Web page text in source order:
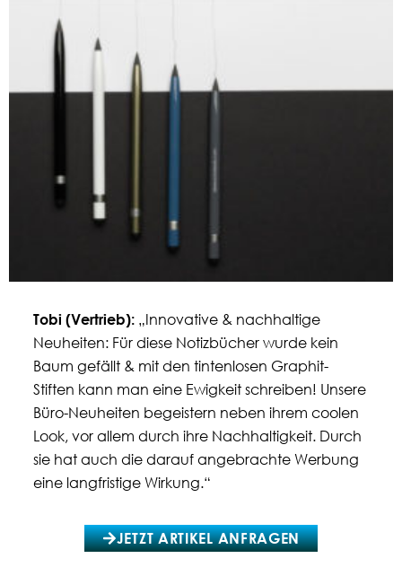
Tobi (Vertrieb): „Innovative & nachhaltige
Neuheiten: Für diese Notizbücher wurde kein
Baum gefällt & mit den tintenlosen Graphit-
Stiften kann man eine Ewigkeit schreiben! Unsere
Büro-Neuheiten begeistern neben ihrem coolen
Look, vor allem durch ihre Nachhaltigkeit. Durch
sie hat auch die darauf angebrachte Werbung
eine langfristige Wirkung.“
JETZT ARTIKEL ANFRAGEN